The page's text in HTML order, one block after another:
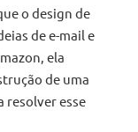
o design de
de e-mail e
ela
de uma
resolver esse